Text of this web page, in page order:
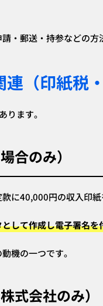
・郵送・持参などの
（印紙税
ります。
合のみ）
に40,000円の収入印紙
して作成し電子署名
機の一つです。
式会社のみ）